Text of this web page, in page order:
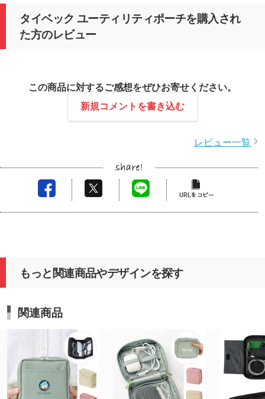
タイベック ユーティリティポーチを購入され
た方のレビュー
この商品に対するご感想をぜひお寄せください。
新規コメントを書き込む
レビュー一覧
もっと関連商品やデザインを探す
関連商品